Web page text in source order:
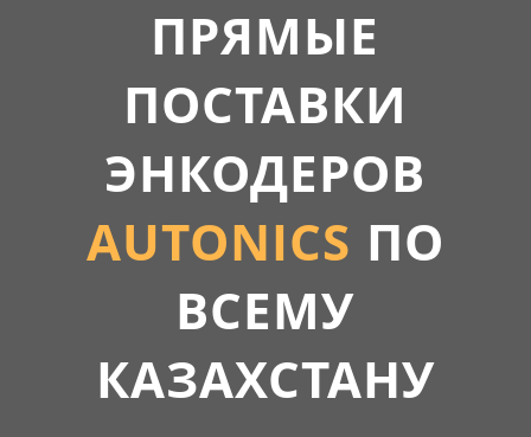
ПРЯМЫЕ
ПОСТАВКИ
ЭНКОДЕРОВ
AUTONICS ПО
ВСЕМУ
КАЗАХСТАНУ